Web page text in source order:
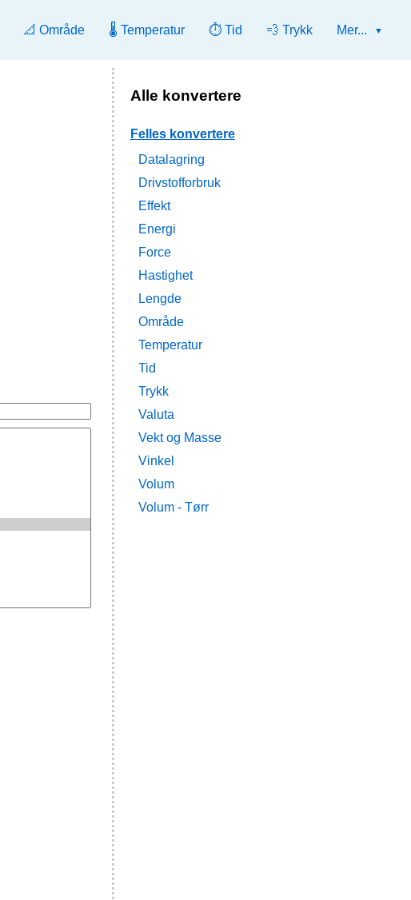
📐 Område 🌡️ Temperatur ⏱️ Tid 💨 Trykk Mer...
Alle konvertere
Felles konvertere
Datalagring
Drivstofforbruk
Effekt
Energi
Force
Hastighet
Lengde
Område
Temperatur
Tid
Trykk
Valuta
Vekt og Masse
Vinkel
Volum
Volum - Tørr